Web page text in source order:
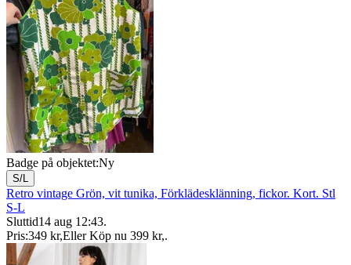
Badge på objektet:Ny
S/L
Retro vintage Grön, vit tunika, Förklädesklänning, fickor. Kort. Stl
S-L
Sluttid14 aug 12:43.
Pris:349 kr,Eller Köp nu 399 kr,.